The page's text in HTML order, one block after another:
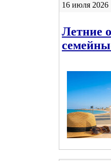
16 июля 2026
Летние